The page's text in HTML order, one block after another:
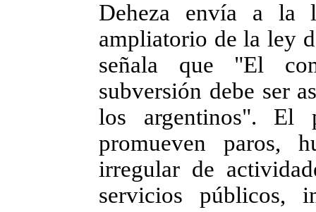
Deheza envía a la
ampliatorio de la ley
señala que "El
subversión debe ser
los argentinos". El
promueven paros,
irregular de
servicios públicos,